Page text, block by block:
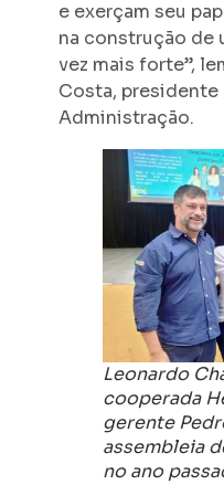
e exerçam seu
na construção de
vez mais forte”,
Costa,
Administração.
Leonardo
cooperada
gerente
assembleia
no ano